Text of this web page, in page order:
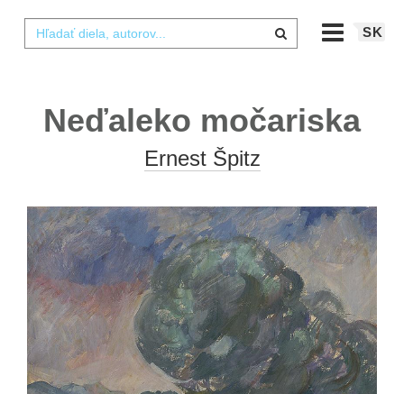
SK
Neďaleko močariska
Ernest Špitz